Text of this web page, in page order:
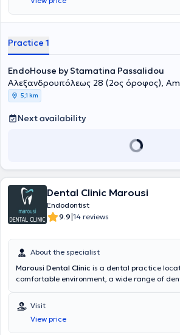
επικεντρώνεται αποκλειστικά στην
διάγνωση και αντιμετώπιση σύνθετων
Practice 1
EndoHouse by Stamatina Passalidou
Αλεξανδρουπόλεως 28 (2ος όροφος),
5,1 km
Next availability
Dental Clinic Marousi
Endodontist
9.9|14 reviews
About the specialist
Marousi Dental Clinic is a dental practice
comfortable environment, a wide range of
advanced technologies are adopted, and a
implementation of solutions fully tailored to the
patients.
Visit
View price